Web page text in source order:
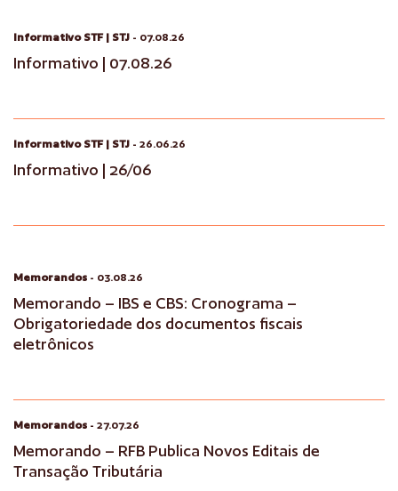
Informativo STF | STJ - 07.08.26
Informativo | 07.08.26
Informativo STF | STJ - 26.06.26
Informativo | 26/06
Memorandos - 03.08.26
Memorando – IBS e CBS: Cronograma –
Obrigatoriedade dos documentos fiscais
eletrônicos
Memorandos - 27.07.26
Memorando – RFB Publica Novos Editais de
Transação Tributária